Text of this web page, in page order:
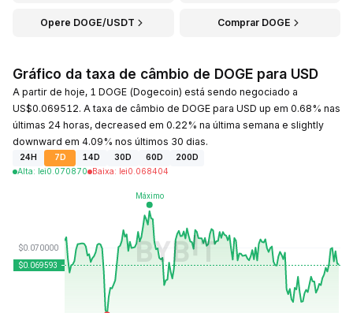
Opere DOGE/USDT Comprar DOGE
Gráfico da taxa de câmbio de DOGE para USD
A partir de hoje, 1 DOGE (Dogecoin) está sendo negociado a
US$0.069512. A taxa de câmbio de DOGE para USD up em 0.68% nas
últimas 24 horas, decreased em 0.22% na última semana e slightly
downward em 4.09% nos últimos 30 dias.
24H 7D 14D 30D 60D
200D
Alta: lei0.070870 Baixa: lei0.068404